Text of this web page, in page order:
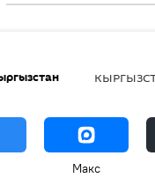
Макс